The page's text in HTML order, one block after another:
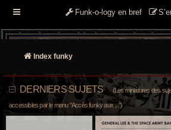
Funk-o-logy en bref
Index funky
DERNIERS SUJETS(Les miniatures des
accessibles par le menu "Accès funky aux ...")